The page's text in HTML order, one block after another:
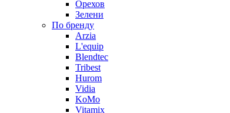
Орехов
Зелени
По бренду
Arzia
L'equip
Blendtec
Tribest
Hurom
Vidia
KoMo
Vitamix